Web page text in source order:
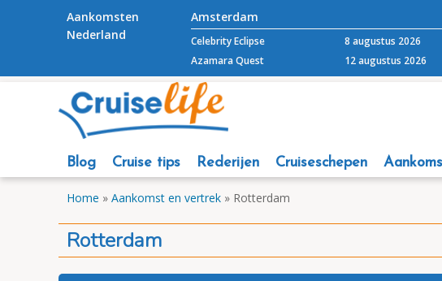
Aankomsten
Nederland
Amsterdam
Celebrity Eclipse
8 augustus 2026
Azamara Quest
12 augustus 2026
Blog Cruise tips Rederijen Cruiseschepen
Home » Aankomst en vertrek » Rotterdam
Rotterdam